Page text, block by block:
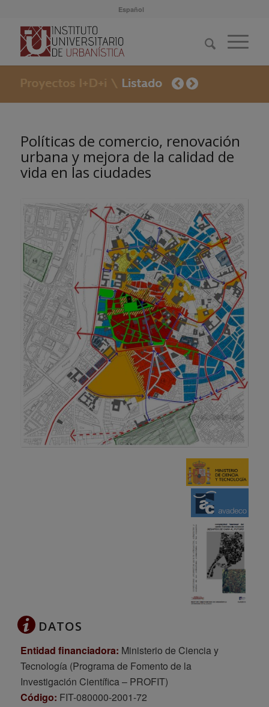
Español
Políticas de comercio, renovación
urbana y mejora de la calidad de
vida en las ciudades
DATOS
Entidad financiadora: Ministerio de Ciencia y
Tecnología (Programa de Fomento de la
Investigación Científica – PROFIT)
Código: FIT-080000-2001-72